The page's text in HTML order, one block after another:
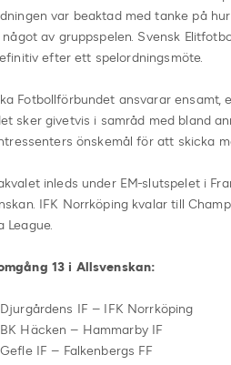
var beaktad med tanke på
av gruppspelen. Svensk
efter ett spelordningsmöte.
Fotbollförbundet ansvarar ensamt,
sker givetvis i samråd med bland
önskemål för att skicka
inleds under EM-slutspelet i
IFK Norrköping kvalar till
League.
13 i Allsvenskan:
IF – IFK Norrköping
Häcken – Hammarby IF
IF – Falkenbergs FF